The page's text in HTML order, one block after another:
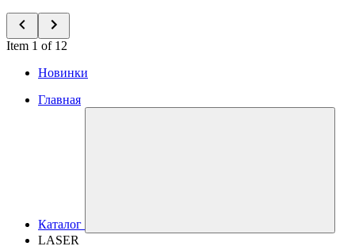
Item 1 of 12
Новинки
Главная
Каталог
LASER